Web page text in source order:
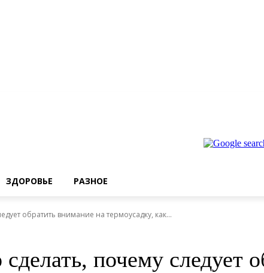
ЗДОРОВЬЕ РАЗНОЕ
обратить внимание на термоусадку, как...
почему следует